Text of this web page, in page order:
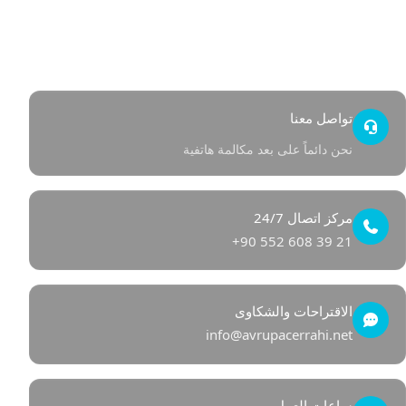
تواصل معنا
نحن دائماً على بعد مكالمة هاتفية
مركز اتصال 24/7
+90 552 608 39 21
الاقتراحات والشكاوى
info@avrupacerrahi.net